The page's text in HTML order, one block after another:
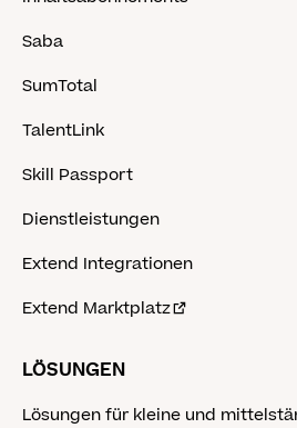
Saba
SumTotal
TalentLink
Skill Passport
Dienstleistungen
Extend Integrationen
Extend Marktplatz
LÖSUNGEN
Lösungen für kleine und